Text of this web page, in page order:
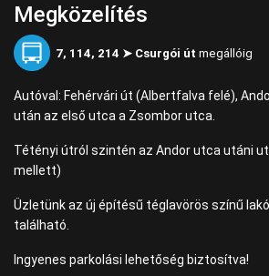
Megközelítés
7, 114, 214 ➤ Csurgói út megállóig
Autóval: Fehérvári út (Albertfalva felé),
után az első utca a Zsombor utca.
Tétényi útról szintén az Andor utca utáni
mellett)
Üzletünk az új építésű téglavörös színű
található.
Ingyenes parkolási lehetőség biztosítva!